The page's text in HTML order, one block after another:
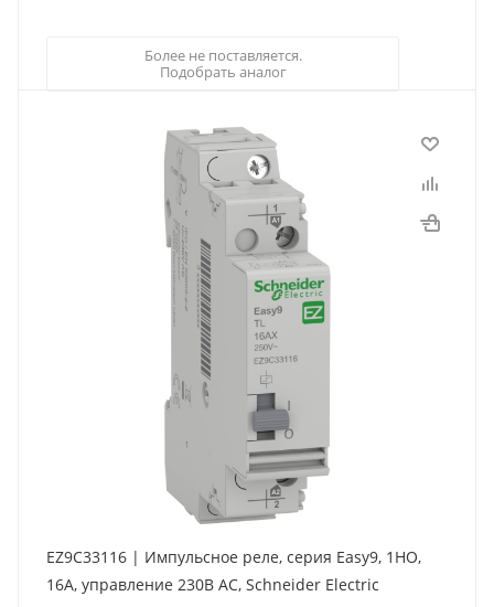
Более не поставляется.
Подобрать аналог
EZ9C33116 | Импульсное реле, серия Easy9, 1НО,
16A, управление 230В АС, Schneider Electric